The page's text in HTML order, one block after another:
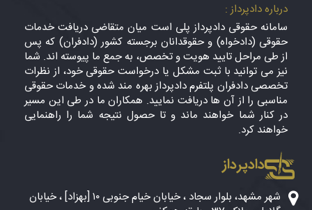
درباره دادپرداز :
سامانه حقوقی دادپرداز پلی است میان متقاضی دریافت خدمات
حقوقی (دادخواه) و حقوقدانان برجسته کشور (دادفران) که پس
از طی مراحل تایید هویت و تخصص، به جمع ما پیوسته اند. شما
نیز می توانید با ثبت مشکل یا درخواست حقوقی خود، از نظرات
تخصصی دادفران پلتفرم دادپرداز بهره مند شده و خدمات حقوقی
مناسبی را از آن ها دریافت نمایید. همکاران ما در طی این مسیر
در کنار شما خواهند ماند و تا حصول نتیجه شما را راهنمایی
خواهند کرد.
دادپرداز
شهر مشهد، بلوار سجاد ، خیابان خیام جنوبی ۱۰ [بهزاد] ، خیابان